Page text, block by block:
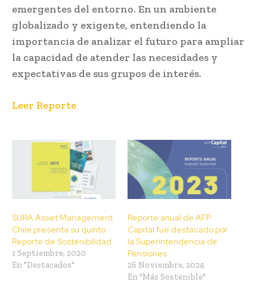
emergentes del entorno. En un ambiente
globalizado y exigente, entendiendo la
importancia de analizar el futuro para ampliar
la capacidad de atender las necesidades y
expectativas de sus grupos de interés.​​
Leer Reporte
SURA Asset Management
Chile presenta su quinto
Reporte de Sostenibilidad
1 Septiembre, 2020
En "Destacados"
Reporte anual de AFP
Capital fue destacado por
la Superintendencia de
Pensiones
26 Noviembre, 2024
En "Más Sostenible"